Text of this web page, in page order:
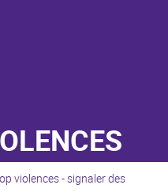
violences - signaler des